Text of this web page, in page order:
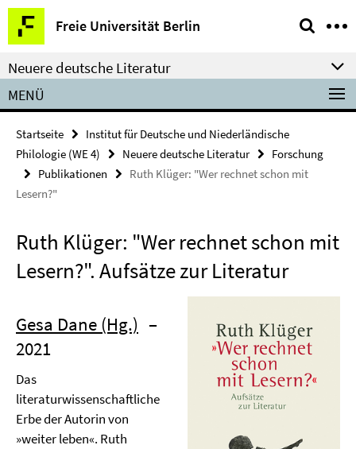
Springe
direkt
zu
Inhalt
Freie Universität Berlin
Service-
Navigation
Neuere deutsche Literatur
MENÜ
Startseite
Institut für Deutsche und Niederländische
Philologie (WE 4)
Neuere deutsche Literatur
Forschung
Publikationen
Ruth Klüger: "Wer rechnet schon mit
Lesern?"
Ruth Klüger: "Wer rechnet schon mit
Lesern?". Aufsätze zur Literatur
Gesa Dane (Hg.) –
2021
Das
literaturwissenschaftliche
Erbe der Autorin von
»weiter leben«. Ruth